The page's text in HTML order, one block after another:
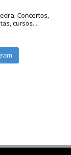
Concertos,
cursos...